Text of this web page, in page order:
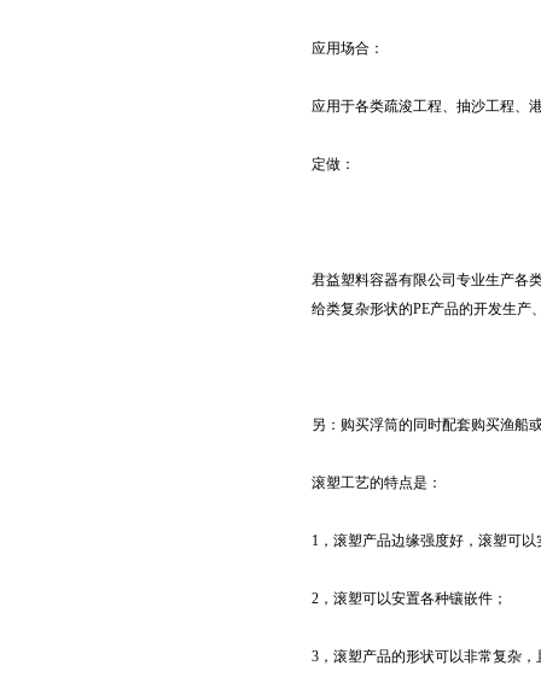
应用场合：
应用于各类疏浚工程、抽沙工程、
定做：
君益塑料容器有限公司专业生产各
给类复杂形状的PE产品的开发生产
另：购买浮筒的同时配套购买渔船
滚塑工艺的特点是：
1，滚塑产品边缘强度好，滚塑可
2，滚塑可以安置各种镶嵌件；
3，滚塑产品的形状可以非常复杂